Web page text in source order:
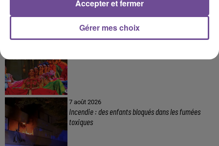
8 août 2026
7 août 2026
Incendie : des enfants bloqués dans les fumées
toxiques
Gérer mes choix
Accepter et fermer